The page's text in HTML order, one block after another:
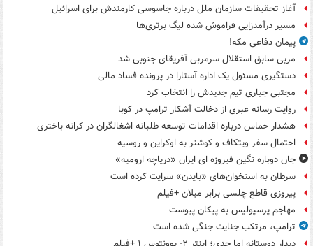
آغاز تحقیقات سازمان ملل درباره جاسوسی کارمندش برای اسرائیل
مسیر درآمدزایی فراموش شده لیگ برتری‌ها
پیمان دفاعی مکه!
مربی سابق استقلال سرمربی آفریقای جنوبی شد
دستگیری مسئول یک اداره آستارا در پرونده فساد مالی
مجتبی جباری تیم جدیدش را انتخاب کرد
روایت رسانه عبری از دخالت آشکار ترامپ در کوبا
هشدار حماس درباره اقدامات توسعه طلبانه اشغالگران در کرانه باختری
احتمال سفر ویتکاف و کوشنر به اوکراین و روسیه
جان دوباره نگین فیروزه ای ایران «دریاچه ارومیه»
سرطان به استخوان‌های «بایدن» سرایت کرده است
پیروزی قاطع چلسی برابر میلان +فیلم
مهاجم پرسپولیس به پیکان پیوست
ترامپ، مرتکب جنایت جنگی شده است